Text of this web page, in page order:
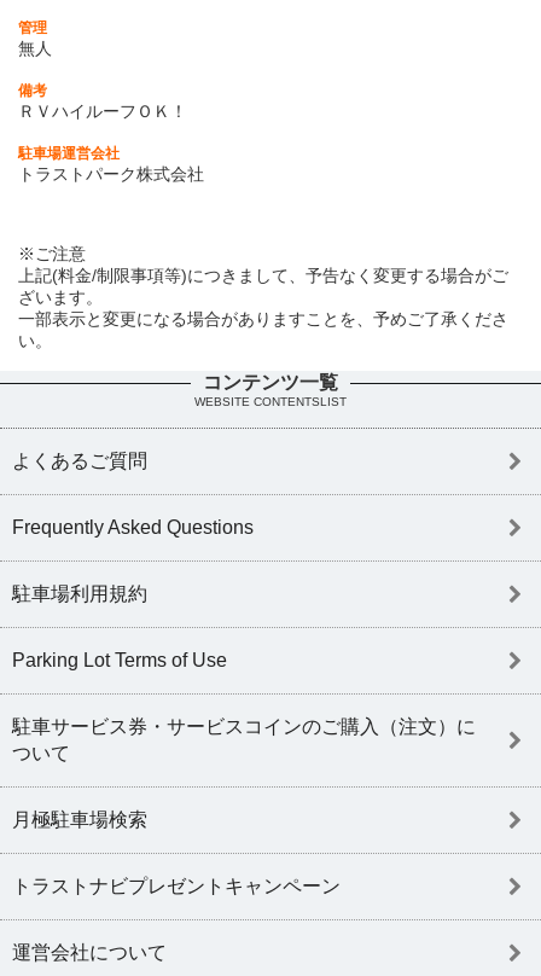
管理
無人
備考
ＲＶハイルーフＯＫ！
駐車場運営会社
トラストパーク株式会社
※ご注意
上記(料金/制限事項等)につきまして、予告なく変更する場合がご
ざいます。
一部表示と変更になる場合がありますことを、予めご了承くださ
い。
コンテンツ一覧
WEBSITE CONTENTSLIST
よくあるご質問
Frequently Asked Questions
駐車場利用規約
Parking Lot Terms of Use
駐車サービス券・サービスコインのご購入（注文）に
ついて
月極駐車場検索
トラストナビプレゼントキャンペーン
運営会社について